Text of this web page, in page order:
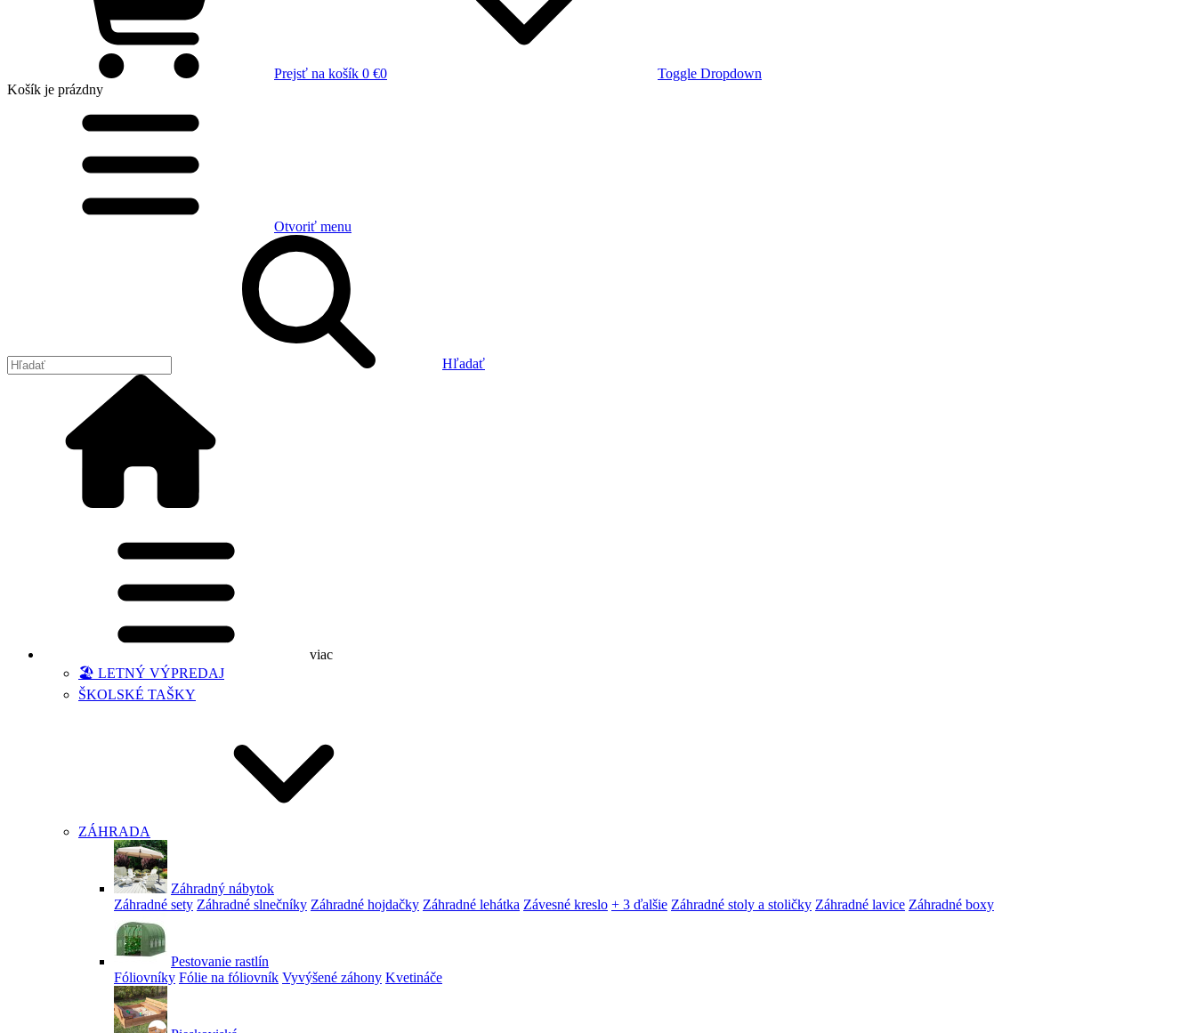
Prejsť na košík 0 €0
Toggle Dropdown
Košík je prázdny
Otvoriť menu
Hľadať
viac
🏖️ LETNÝ VÝPREDAJ
ŠKOLSKÉ TAŠKY
ZÁHRADA
Záhradný nábytok
Záhradné sety Záhradné slnečníky Záhradné hojdačky Záhradné lehátka Závesné kreslo + 3 ďalšie Záhradné stoly a stoličky Záhradné lavice Záhradné boxy
Pestovanie rastlín
Fóliovníky Fólie na fóliovník Vyvýšené záhony Kvetináče